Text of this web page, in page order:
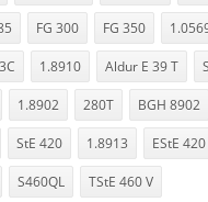
FG 300 FG 350
1.8910 Aldur E 39 T
1.8902 280T BGH 8902
StE 420 1.8913 EStE 420
S460QL TStE 460 V